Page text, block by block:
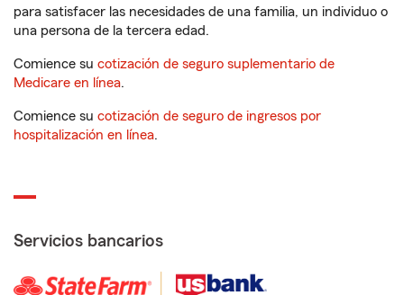
para satisfacer las necesidades de una familia, un individuo o
una persona de la tercera edad.
Comience su cotización de seguro suplementario de
Medicare en línea.
Comience su cotización de seguro de ingresos por
hospitalización en línea.
Servicios bancarios